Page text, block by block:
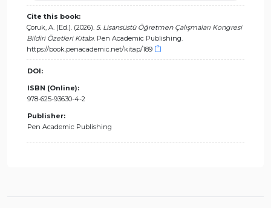
Cite this book:
Çoruk, A. (Ed.). (2026). 5. Lisansüstü Öğretmen Çalışmaları Kongresi
Bildiri Özetleri Kitabı. Pen Academic Publishing.
https://book.penacademic.net/kitap/189
DOI:
ISBN (Online):
978-625-93630-4-2
Publisher:
Pen Academic Publishing